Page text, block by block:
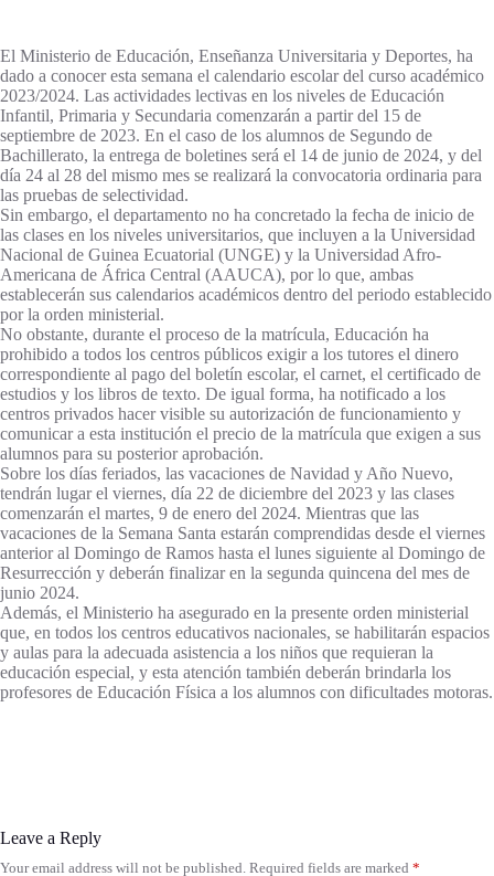
El Ministerio de Educación, Enseñanza Universitaria y Deportes, ha
dado a conocer esta semana el calendario escolar del curso académico
2023/2024. Las actividades lectivas en los niveles de Educación
Infantil, Primaria y Secundaria comenzarán a partir del 15 de
septiembre de 2023. En el caso de los alumnos de Segundo de
Bachillerato, la entrega de boletines será el 14 de junio de 2024, y del
día 24 al 28 del mismo mes se realizará la convocatoria ordinaria para
las pruebas de selectividad.
Sin embargo, el departamento no ha concretado la fecha de inicio de
las clases en los niveles universitarios, que incluyen a la Universidad
Nacional de Guinea Ecuatorial (UNGE) y la Universidad Afro-
Americana de África Central (AAUCA), por lo que, ambas
establecerán sus calendarios académicos dentro del periodo establecido
por la orden ministerial.
No obstante, durante el proceso de la matrícula, Educación ha
prohibido a todos los centros públicos exigir a los tutores el dinero
correspondiente al pago del boletín escolar, el carnet, el certificado de
estudios y los libros de texto. De igual forma, ha notificado a los
centros privados hacer visible su autorización de funcionamiento y
comunicar a esta institución el precio de la matrícula que exigen a sus
alumnos para su posterior aprobación.
Sobre los días feriados, las vacaciones de Navidad y Año Nuevo,
tendrán lugar el viernes, día 22 de diciembre del 2023 y las clases
comenzarán el martes, 9 de enero del 2024. Mientras que las
vacaciones de la Semana Santa estarán comprendidas desde el viernes
anterior al Domingo de Ramos hasta el lunes siguiente al Domingo de
Resurrección y deberán finalizar en la segunda quincena del mes de
junio 2024.
Además, el Ministerio ha asegurado en la presente orden ministerial
que, en todos los centros educativos nacionales, se habilitarán espacios
y aulas para la adecuada asistencia a los niños que requieran la
educación especial, y esta atención también deberán brindarla los
profesores de Educación Física a los alumnos con dificultades motoras.
Leave a Reply
Your email address will not be published. Required fields are marked *